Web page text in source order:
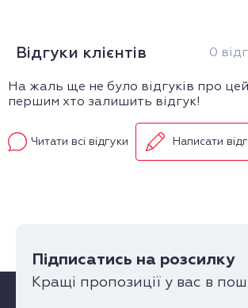
Відгуки клієнтів 0
На жаль ще не було відгуків про
першим хто залишить відгук!
Читати всі відгуки Написати
Підписатись на розсилку
Кращі пропозиції у вас в